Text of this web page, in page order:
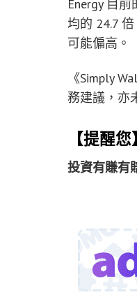
Energy 目
均的 24.7
可能偏高。
《Simply
務建議，亦
【提醒您
投資有賺有